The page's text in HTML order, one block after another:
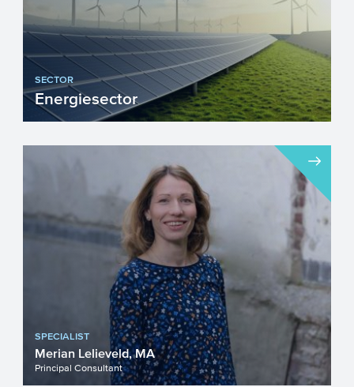
SECTOR
Energiesector
De Nederlandse energiesector is volop in
beweging als gevolg van de
energietransitie. De overstap va...
SPECIALIST
Merian Lelieveld, MA
Principal Consultant